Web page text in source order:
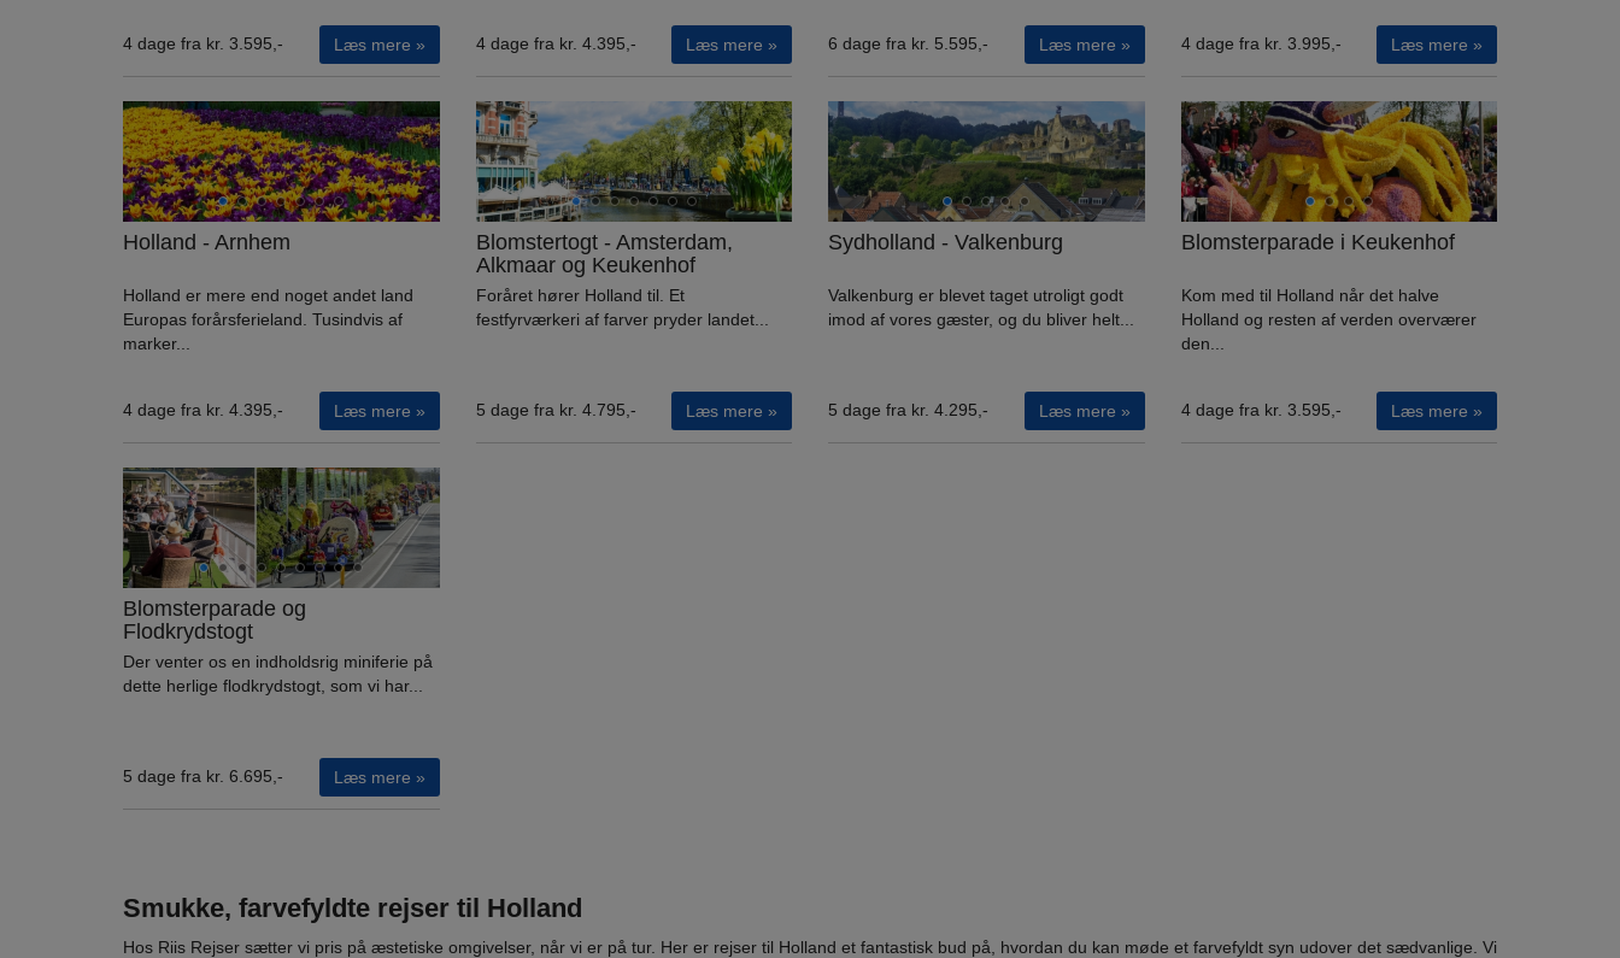
4 dage fra kr. 3.595,- Læs mere » 4 dage fra kr. 4.395,- Læs mere » 6 dage fra kr. 5.595,- Læs mere » 4 dage fra kr. 3.995,- Læs mere »
Holland - Arnhem
Holland er mere end noget andet land
Europas forårsferieland. Tusindvis af
marker...
4 dage fra kr. 4.395,- Læs mere »
Blomstertogt - Amsterdam,
Alkmaar og Keukenhof
Foråret hører Holland til. Et
festfyrværkeri af farver pryder landet...
5 dage fra kr. 4.795,- Læs mere »
Sydholland - Valkenburg
Valkenburg er blevet taget utroligt godt
imod af vores gæster, og du bliver helt...
5 dage fra kr. 4.295,- Læs mere »
Blomsterparade i Keukenhof
Kom med til Holland når det halve
Holland og resten af verden overværer
den...
4 dage fra kr. 3.595,- Læs mere »
Blomsterparade og
Flodkrydstogt
Der venter os en indholdsrig miniferie på
dette herlige flodkrydstogt, som vi har...
5 dage fra kr. 6.695,- Læs mere »
Smukke, farvefyldte rejser til Holland
Hos Riis Rejser sætter vi pris på æstetiske omgivelser, når vi er på tur. Her er rejser til Holland et fantastisk bud på, hvordan du kan møde et farvefyldt syn udover det sædvanlige. Vi